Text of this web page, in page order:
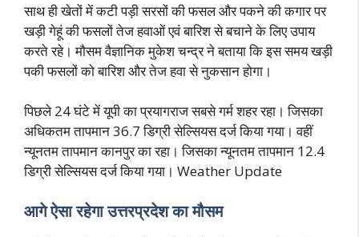
साथ ही खेतों में कटी पड़ी सरसों की फसल और पकने की कगार पर
खड़ी गेहूं की फसलों तेज हवाओं एवं बारिश से बचाने के लिए उपाय
करते रहे। मौसम वैज्ञानिक मुकेश चन्द्र ने बताया कि इस समय खड़ी
पकी फसलों को बारिश और तेज हवा से नुकसान होगा।
पिछले 24 घंटे में यूपी का प्रयागराज सबसे गर्म शहर रहा। जिसका
अधिकतम तापमान 36.7 डिग्री सेल्सियस दर्ज किया गया। वहीं
न्यूनतम तापमान कानपुर का रहा। जिसका न्यूनतम तापमान 12.4
डिग्री सेल्सियस दर्ज किया गया। Weather Update
आगे ऐसा रहेगा उत्तरप्रदेश का मौसम